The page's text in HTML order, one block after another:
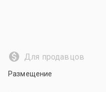
Для продавцов
Размещение